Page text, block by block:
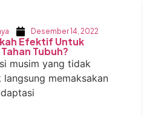
Desember 14, 2022
Efektif Untuk
Tubuh?
musim yang tidak
memaksakan